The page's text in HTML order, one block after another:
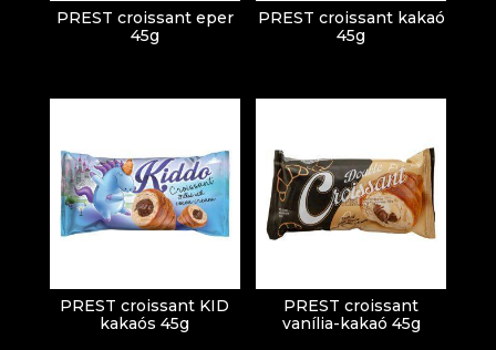
PREST croissant eper
45g
PREST croissant kakaó
45g
PREST croissant KID
kakaós 45g
PREST croissant
vanília-kakaó 45g